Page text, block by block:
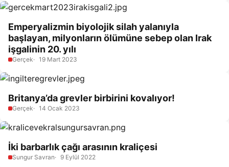
Emperyalizmin biyolojik silah yalanıyla
başlayan, milyonların ölümüne sebep olan Irak
işgalinin 20. yılı
Gerçek 19 Mart 2023
Britanya’da grevler birbirini kovalıyor!
Gerçek 14 Ocak 2023
İki barbarlık çağı arasının kraliçesi
Sungur Savran 9 Eylül 2022